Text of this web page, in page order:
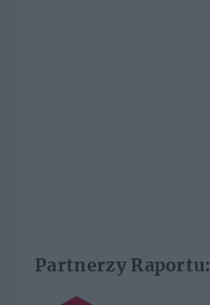
Partnerzy Raportu: